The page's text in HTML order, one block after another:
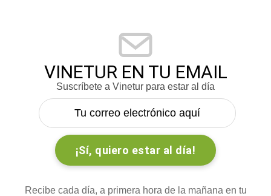
VINETUR EN TU EMAIL
Suscríbete a Vinetur para estar al día
Recibe cada día, a primera hora de la mañana en tu